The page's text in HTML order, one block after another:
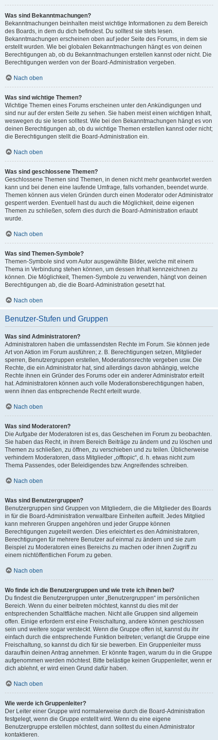
Was sind Bekanntmachungen?
Bekanntmachungen beinhalten meist wichtige Informationen zu dem Bereich
des Boards, in dem du dich befindest. Du solltest sie stets lesen.
Bekanntmachungen erscheinen oben auf jeder Seite des Forums, in dem sie
erstellt wurden. Wie bei globalen Bekanntmachungen hängt es von deinen
Berechtigungen ab, ob du Bekanntmachungen erstellen kannst oder nicht. Die
Berechtigungen werden von der Board-Administration vergeben.
Nach oben
Was sind wichtige Themen?
Wichtige Themen eines Forums erscheinen unter den Ankündigungen und
sind nur auf der ersten Seite zu sehen. Sie haben meist einen wichtigen Inhalt,
weswegen du sie lesen solltest. Wie bei den Bekanntmachungen hängt es von
deinen Berechtigungen ab, ob du wichtige Themen erstellen kannst oder nicht;
die Berechtigungen stellt die Board-Administration ein.
Nach oben
Was sind geschlossene Themen?
Geschlossene Themen sind Themen, in denen nicht mehr geantwortet werden
kann und bei denen eine laufende Umfrage, falls vorhanden, beendet wurde.
Themen können aus vielen Gründen durch einen Moderator oder Administrator
gesperrt werden. Eventuell hast du auch die Möglichkeit, deine eigenen
Themen zu schließen, sofern dies durch die Board-Administration erlaubt
wurde.
Nach oben
Was sind Themen-Symbole?
Themen-Symbole sind vom Autor ausgewählte Bilder, welche mit einem
Thema in Verbindung stehen können, um dessen Inhalt kennzeichnen zu
können. Die Möglichkeit, Themen-Symbole zu verwenden, hängt von deinen
Berechtigungen ab, die die Board-Administration gesetzt hat.
Nach oben
Benutzer-Stufen und Gruppen
Was sind Administratoren?
Administratoren haben die umfassendsten Rechte im Forum. Sie können jede
Art von Aktion im Forum ausführen; z. B. Berechtigungen setzen, Mitglieder
sperren, Benutzergruppen erstellen, Moderationsrechte vergeben usw. Die
Rechte, die ein Administrator hat, sind allerdings davon abhängig, welche
Rechte ihnen ein Gründer des Forums oder ein anderer Administrator erteilt
hat. Administratoren können auch volle Moderationsberechtigungen haben,
wenn ihnen das entsprechende Recht erteilt wurde.
Nach oben
Was sind Moderatoren?
Die Aufgabe der Moderatoren ist es, das Geschehen im Forum zu beobachten.
Sie haben das Recht, in ihrem Bereich Beiträge zu ändern und zu löschen und
Themen zu schließen, zu öffnen, zu verschieben und zu teilen. Üblicherweise
verhindern Moderatoren, dass Mitglieder „offtopic“, d. h. etwas nicht zum
Thema Passendes, oder Beleidigendes bzw. Angreifendes schreiben.
Nach oben
Was sind Benutzergruppen?
Benutzergruppen sind Gruppen von Mitgliedern, die die Mitglieder des Boards
in für die Board-Administration verwaltbare Einheiten aufteilt. Jedes Mitglied
kann mehreren Gruppen angehören und jeder Gruppe können
Berechtigungen zugeteilt werden. Dies erleichtert es den Administratoren,
Berechtigungen für mehrere Benutzer auf einmal zu ändern und sie zum
Beispiel zu Moderatoren eines Bereichs zu machen oder ihnen Zugriff zu
einem nichtöffentlichen Forum zu geben.
Nach oben
Wo finde ich die Benutzergruppen und wie trete ich ihnen bei?
Du findest die Benutzergruppen unter „Benutzergruppen“ im persönlichen
Bereich. Wenn du einer beitreten möchtest, kannst du dies mit der
entsprechenden Schaltfläche machen. Nicht alle Gruppen sind allgemein
offen. Einige erfordern erst eine Freischaltung, andere können geschlossen
sein und weitere sogar versteckt. Wenn die Gruppe offen ist, kannst du ihr
einfach durch die entsprechende Funktion beitreten; verlangt die Gruppe eine
Freischaltung, so kannst du dich für sie bewerben. Ein Gruppenleiter muss
daraufhin deinen Antrag annehmen. Er könnte fragen, warum du in die Gruppe
aufgenommen werden möchtest. Bitte belästige keinen Gruppenleiter, wenn er
dich ablehnt, er wird einen Grund dafür haben.
Nach oben
Wie werde ich Gruppenleiter?
Der Leiter einer Gruppe wird normalerweise durch die Board-Administration
festgelegt, wenn die Gruppe erstellt wird. Wenn du eine eigene
Benutzergruppe erstellen möchtest, dann solltest du einen Administrator
kontaktieren.